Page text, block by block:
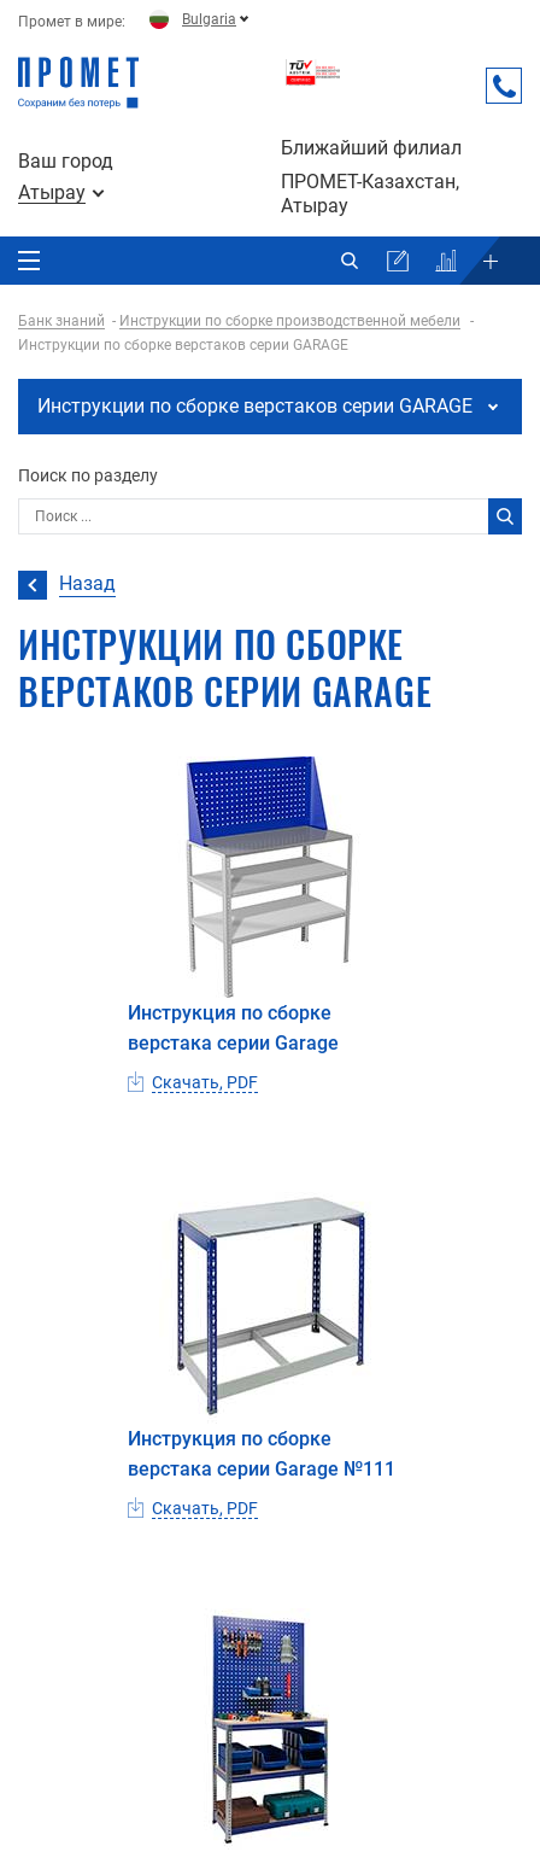
Промет в мире: Bulgaria
Ваш город
Атырау
Ближайший филиал
ПРОМЕТ-Казахстан,
Атырау
Банк знаний
Инструкции по сборке производственной мебели
Инструкции по сборке верстаков серии GARAGE
Инструкции по сборке верстаков серии GARAGE
Поиск по разделу
Назад
ИНСТРУКЦИИ ПО СБОРКЕ
ВЕРСТАКОВ СЕРИИ GARAGE
Инструкция по сборке
верстака серии Garage
Скачать, PDF
Инструкция по сборке
верстака серии Garage №111
Скачать, PDF